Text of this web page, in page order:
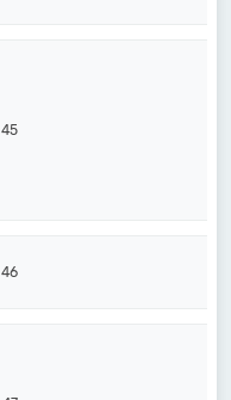
45
46